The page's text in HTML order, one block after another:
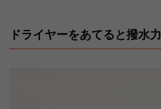
ドライヤーをあてると撥水